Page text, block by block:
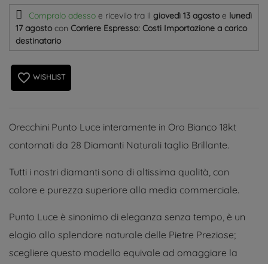
Compralo adesso e ricevilo tra il giovedì 13 agostoe lunedì
17 agosto con Corriere Espresso: Costi Importazione a carico
destinatario
favorite_border WISHLIST
Orecchini Punto Luce interamente in Oro Bianco 18kt
contornati da 28 Diamanti Naturali taglio Brillante.
Tutti i nostri diamanti sono di altissima qualità, con
colore e purezza superiore alla media commerciale.
Punto Luce è sinonimo di eleganza senza tempo, è un
elogio allo splendore naturale delle Pietre Preziose;
scegliere questo modello equivale ad omaggiare la